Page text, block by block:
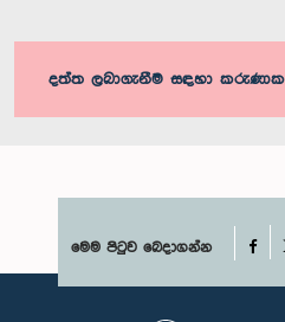
දත්ත ලබාගැනීම සඳහා
මෙම පිටුව බෙදාගන්න